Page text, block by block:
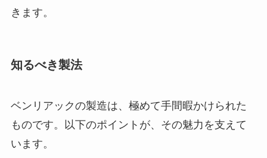
きます。
知るべき製法
ベンリアックの製造は、極めて手間暇かけられた
ものです。以下のポイントが、その魅力を支えて
います。